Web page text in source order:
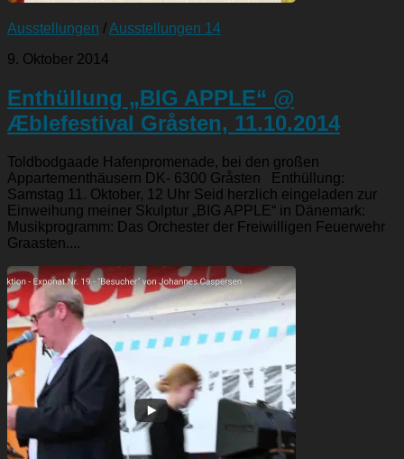
Ausstellungen /Ausstellungen 14
9. Oktober 2014
Enthüllung „BIG APPLE“ @
Æblefestival Gråsten, 11.10.2014
Toldbodgaade Hafenpromenade, bei den großen
Appartementhäusern DK- 6300 Gråsten Enthüllung:
Samstag 11. Oktober, 12 Uhr Seid herzlich eingeladen zur
Einweihung meiner Skulptur „BIG APPLE“ in Dänemark:
Musikprogramm: Das Orchester der Freiwilligen Feuerwehr
Graasten....